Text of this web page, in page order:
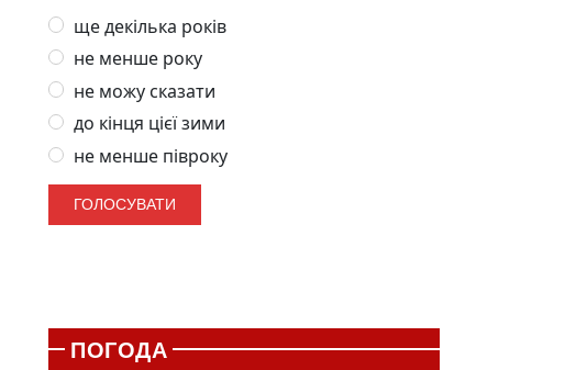
ще декілька років
не менше року
не можу сказати
до кінця цієї зими
не менше півроку
ПОГОДА